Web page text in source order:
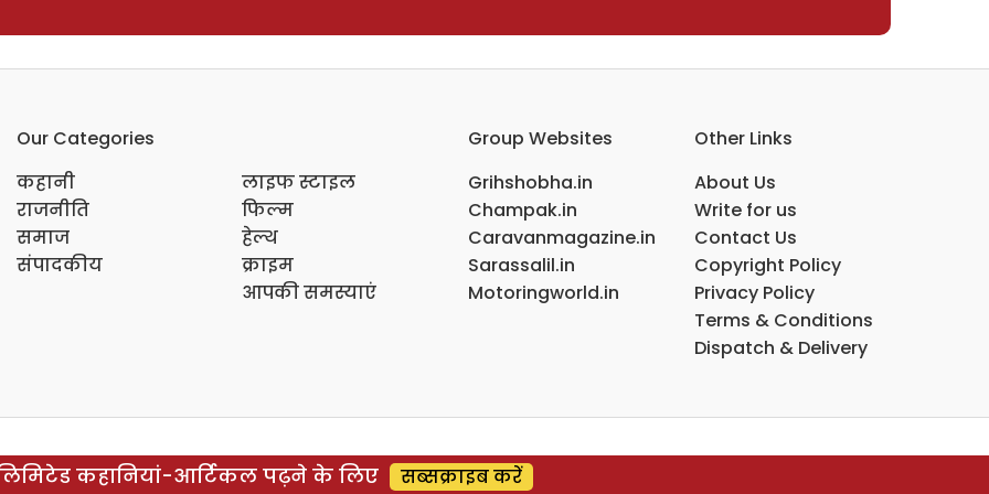
Our Categories
कहानी
राजनीति
समाज
संपादकीय
लाइफ स्टाइल
फिल्म
हेल्थ
क्राइम
आपकी समस्याएं
Group Websites
Grihshobha.in
Champak.in
Caravanmagazine.in
Sarassalil.in
Motoringworld.in
Other Links
About Us
Write for us
Contact Us
Copyright Policy
Privacy Policy
Terms & Conditions
Dispatch & Delivery
कहानियां-आर्टिकल पढ़ने के लिए सब्सक्राइब करें